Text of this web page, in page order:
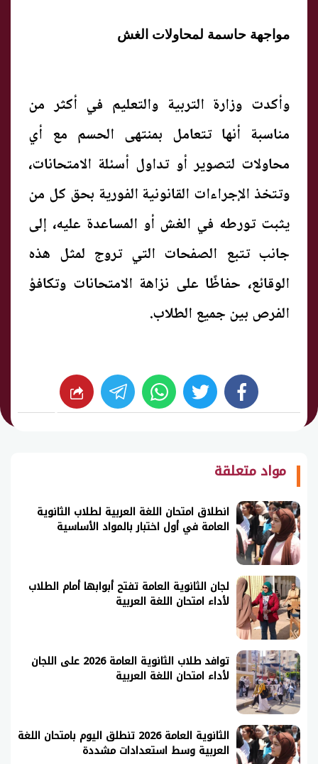
مواجهة حاسمة لمحاولات الغش
وأكدت وزارة التربية والتعليم في أكثر من
مناسبة أنها تتعامل بمنتهى الحسم مع أي
محاولات لتصوير أو تداول أسئلة الامتحانات،
وتتخذ الإجراءات القانونية الفورية بحق كل من
يثبت تورطه في الغش أو المساعدة عليه، إلى
جانب تتبع الصفحات التي تروج لمثل هذه
الوقائع، حفاظًا على نزاهة الامتحانات وتكافؤ
الفرص بين جميع الطلاب.
facebook
twitter
whats شارك
مواد متعلقة
انطلاق امتحان اللغة العربية لطلاب الثانوية
العامة في أول اختبار بالمواد الأساسية
لجان الثانوية العامة تفتح أبوابها أمام الطلاب
لأداء امتحان اللغة العربية
توافد طلاب الثانوية العامة 2026 على اللجان
لأداء امتحان اللغة العربية
الثانوية العامة 2026 تنطلق اليوم بامتحان اللغة
العربية وسط استعدادات مشددة